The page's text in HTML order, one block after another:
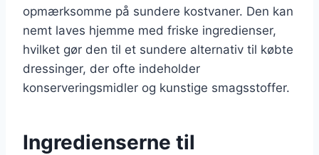
opmærksomme på sundere kostvaner. Den kan
nemt laves hjemme med friske ingredienser,
hvilket gør den til et sundere alternativ til købte
dressinger, der ofte indeholder
konserveringsmidler og kunstige smagsstoffer.
Ingredienserne til